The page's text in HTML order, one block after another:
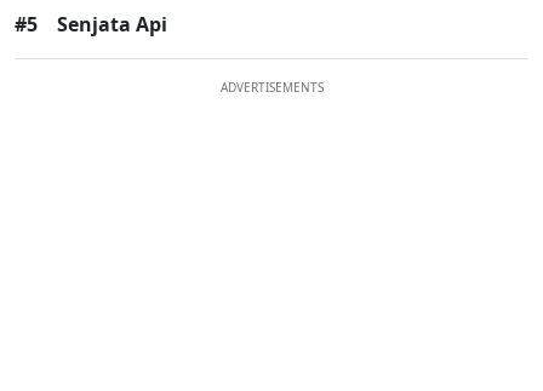
#5 Senjata Api
ADVERTISEMENTS